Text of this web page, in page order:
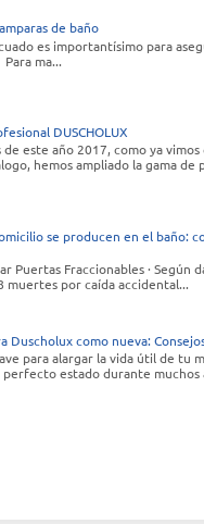
de baño
es importantísimo para
ma...
DUSCHOLUX
de este año 2017, como ya
hemos ampliado la gama de
se producen en el baño:
Puertas Fraccionables · Según
muertes por caída accidental...
Duscholux como nueva:
para alargar la vida útil de tu
estado durante muchos